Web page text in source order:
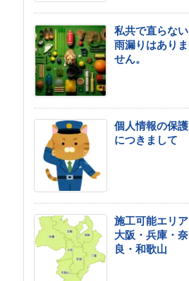
私共で直らない
雨漏りはありま
せん。
個人情報の保護
につきまして
施工可能エリア
大阪・兵庫・奈
良・和歌山